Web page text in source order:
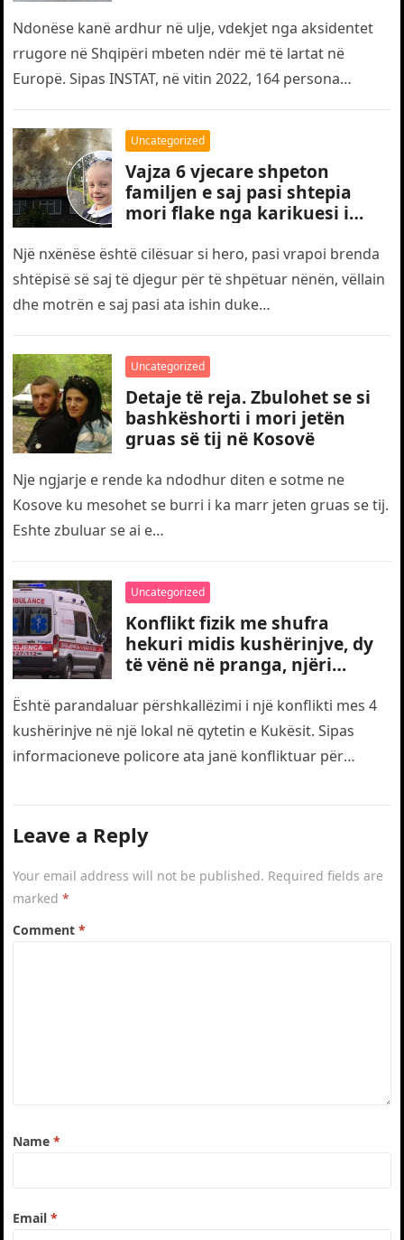
Ndonëse kanë ardhur në ulje, vdekjet nga aksidentet
rrugore në Shqipëri mbeten ndër më të lartat në
Europë. Sipas INSTAT, në vitin 2022, 164 persona
Uncategorized
Vajza 6 vjecare shpeton
familjen e saj pasi shtepia
mori flake nga karikuesi i
Një nxënëse është cilësuar si hero, pasi vrapoi brenda
shtëpisë së saj të djegur për të shpëtuar nënën, vëllain
dhe motrën e saj pasi ata ishin duke…
Uncategorized
Detaje të reja. Zbulohet se si
bashkëshorti i mori jetën
gruas së tij në Kosovë
Nje ngjarje e rende ka ndodhur diten e sotme ne
Kosove ku mesohet se burri i ka marr jeten gruas se tij.
Eshte zbuluar se ai e…
Uncategorized
Konflikt fizik me shufra
hekuri midis kushërinjve, dy
të vënë në pranga, njëri
drejt traumës
Është parandaluar përshkallëzimi i një konflikti mes 4
kushërinjve në një lokal në qytetin e Kukësit. Sipas
informacioneve policore ata janë konfliktuar për
Leave a Reply
Your email address will not be published. Required fields are
marked*
Comment*
Name*
Email*